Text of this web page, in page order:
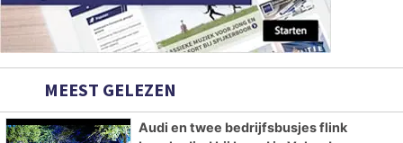
MEEST GELEZEN
Audi en twee bedrijfsbusjes flink